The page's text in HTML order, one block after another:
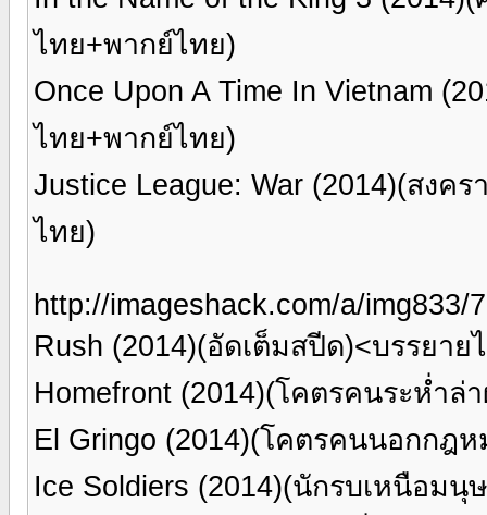
ไทย+พากย์ไทย)
Once Upon A Time In Vietnam
ไทย+พากย์ไทย)
Justice League: War (2014)(สงค
ไทย)
http://imageshack.com/a/img833/
Rush (2014)(อัดเต็มสปีด)<บรรยา
Homefront (2014)(โคตรคนระห่ำล่
El Gringo (2014)(โคตรคนนอกกฎ
Ice Soldiers (2014)(นักรบเหนือม